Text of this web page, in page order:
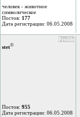
человек - животное
символическое
Постов: 177
Дата регистрации: 06.05.2008
Profile
stet©
Постов: 955
Дата регистрации: 06.05.2008